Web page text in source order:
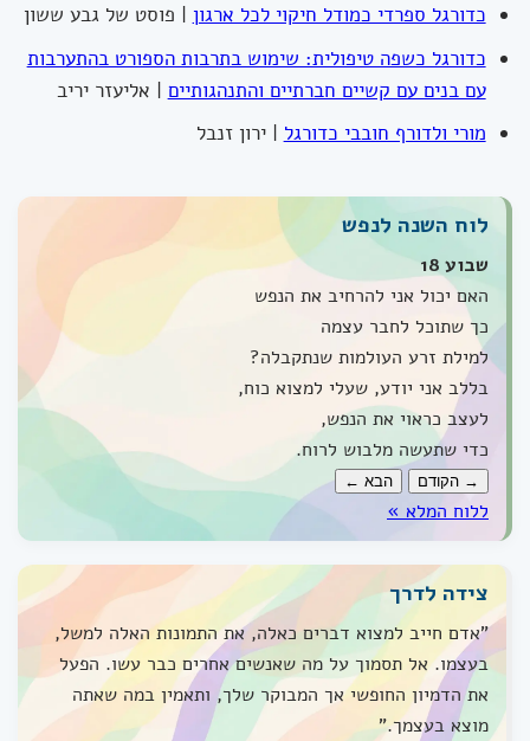
כדורגל ספרדי כמודל חיקוי לכל ארגון | פוסט של גבע ששון
כדורגל כשפה טיפולית: שימוש בתרבות הספורט בהתערבות
עם בנים עם קשיים חברתיים והתנהגותיים | אליעזר יריב
מורי ולדורף חובבי כדורגל | ירון זנבל
לוח השנה לנפש
שבוע 18
האם יכול אני להרחיב את הנפש
כך שתוכל לחבר עצמה
למילת זרע העולמות שנתקבלה?
בללב אני יודע, שעלי למצוא כוח,
לעצב כראוי את הנפש,
כדי שתעשה מלבוש לרוח.
→ הקודם הבא ←
ללוח המלא »
צידה לדרך
"אדם חייב למצוא דברים כאלה, את התמונות האלה למשל,
בעצמו. אל תסמוך על מה שאנשים אחרים כבר עשו. הפעל
את הדמיון החופשי אך המבוקר שלך, ותאמין במה שאתה
מוצא בעצמך."